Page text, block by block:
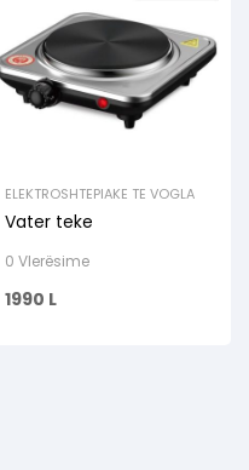
ELEKTROSHTEPIAKE TE VOGLA
Vater teke
0 Vlerësime
1990 L